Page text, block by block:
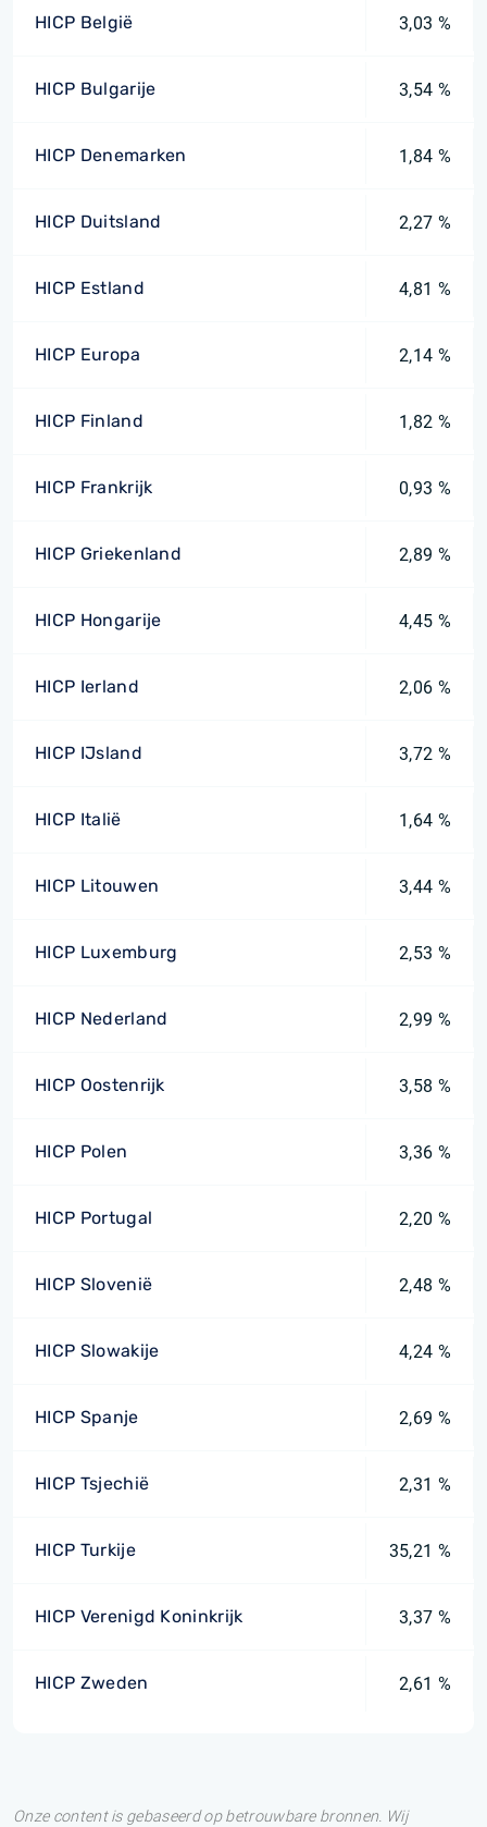
HICP België 3,03 %
HICP Bulgarije 3,54 %
HICP Denemarken 1,84 %
HICP Duitsland 2,27 %
HICP Estland 4,81 %
HICP Europa 2,14 %
HICP Finland 1,82 %
HICP Frankrijk 0,93 %
HICP Griekenland 2,89 %
HICP Hongarije 4,45 %
HICP Ierland 2,06 %
HICP IJsland 3,72 %
HICP Italië 1,64 %
HICP Litouwen 3,44 %
HICP Luxemburg 2,53 %
HICP Nederland 2,99 %
HICP Oostenrijk 3,58 %
HICP Polen 3,36 %
HICP Portugal 2,20 %
HICP Slovenië 2,48 %
HICP Slowakije 4,24 %
HICP Spanje 2,69 %
HICP Tsjechië 2,31 %
HICP Turkije 35,21 %
HICP Verenigd Koninkrijk 3,37 %
HICP Zweden 2,61 %
Onze content is gebaseerd op betrouwbare bronnen. Wij